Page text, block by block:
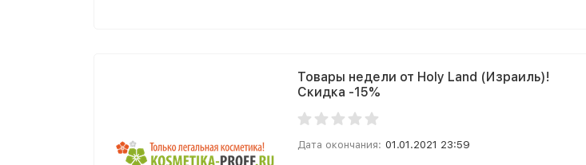
Товары недели от Holy Land (Израиль)!
Скидка -15%
Дата окончания: 01.01.2021 23:59